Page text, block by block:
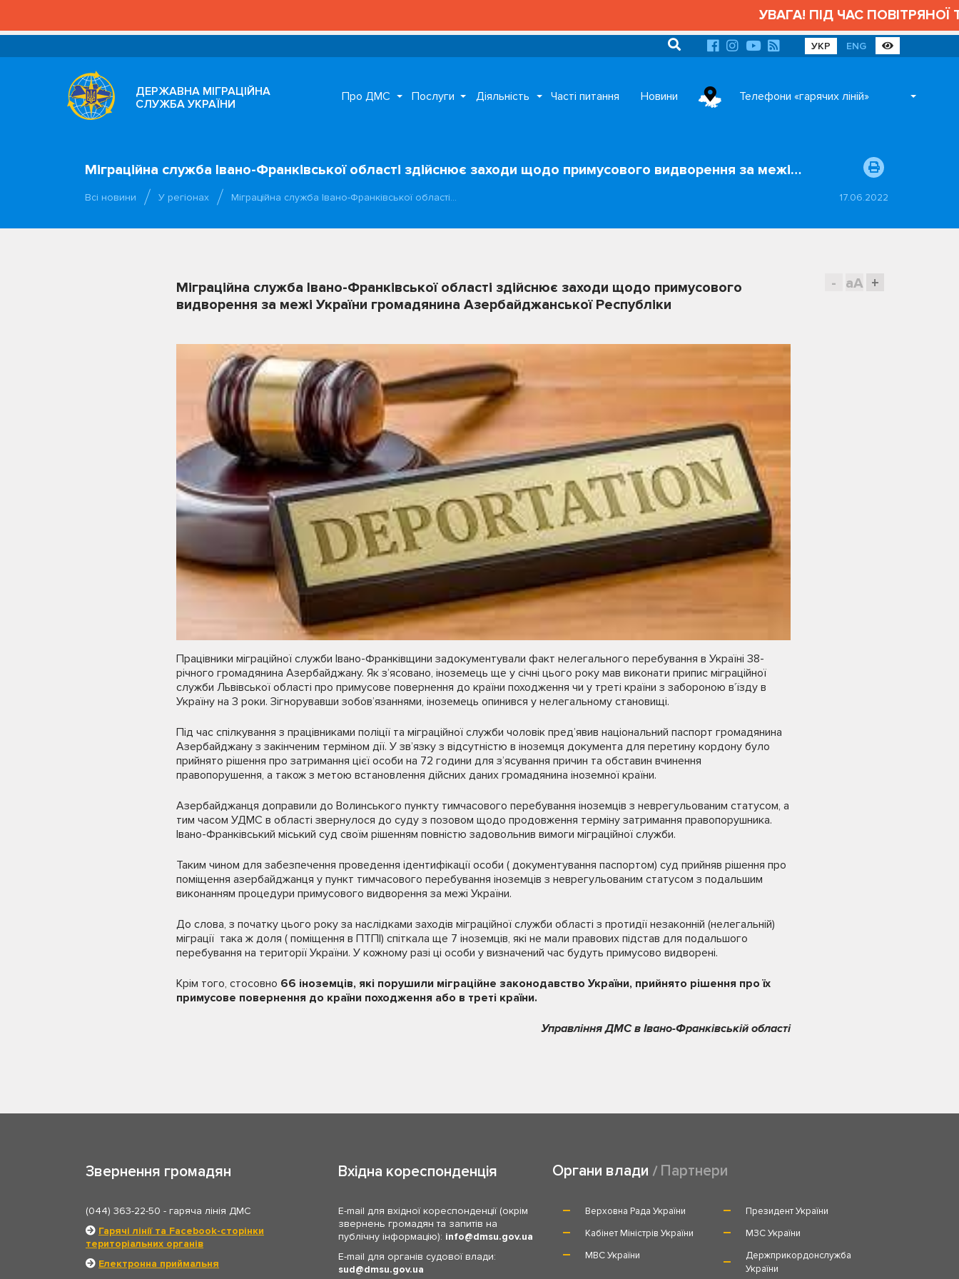
УВАГА! ПІД ЧАС ПОВІТРЯНОЇ
УКР ENG
ДЕРЖАВНА МІГРАЦІЙНА
СЛУЖБА УКРАЇНИ
Про ДМС Послуги Діяльність Часті питання Новини Телефони «гарячих ліній»
Міграційна служба Івано-Франківської області здійснює заходи щодо примусового видворення за межі…
Всі новини У регіонах Міграційна служба Івано-Франківської області… 17.06.2022
- aA +
Міграційна служба Івано-Франківської області здійснює заходи щодо примусового
видворення за межі України громадянина Азербайджанської Республіки
Працівники міграційної служби Івано-Франківщини задокументували факт нелегального перебування в Україні 38-
річного громадянина Азербайджану. Як з’ясовано, іноземець ще у січні цього року мав виконати припис міграційної
служби Львівської області про примусове повернення до країни походження чи у треті країни з забороною в’їзду в
Україну на 3 роки. Зігнорувавши зобов’язаннями, іноземець опинився у нелегальному становищі.
Під час спілкування з працівниками поліції та міграційної служби чоловік пред’явив національний паспорт громадянина
Азербайджану з закінченим терміном дії. У зв’язку з відсутністю в іноземця документа для перетину кордону було
прийнято рішення про затримання цієї особи на 72 години для з’ясування причин та обставин вчинення
правопорушення, а також з метою встановлення дійсних даних громадянина іноземної країни.
Азербайджанця доправили до Волинського пункту тимчасового перебування іноземців з неврегульованим статусом, а
тим часом УДМС в області звернулося до суду з позовом щодо продовження терміну затримання правопорушника.
Івано-Франківський міський суд своїм рішенням повністю задовольнив вимоги міграційної служби.
Таким чином для забезпечення проведення ідентифікації особи ( документування паспортом) суд прийняв рішення про
поміщення азербайджанця у пункт тимчасового перебування іноземців з неврегульованим статусом з подальшим
виконанням процедури примусового видворення за межі України.
До слова, з початку цього року за наслідками заходів міграційної служби області з протидії незаконній (нелегальній)
міграції така ж доля ( поміщення в ПТПІ) спіткала ще 7 іноземців, які не мали правових підстав для подальшого
перебування на території України. У кожному разі ці особи у визначений час будуть примусово видворені.
Крім того, стосовно 66 іноземців, які порушили міграційне законодавство України, прийнято рішення про їх
примусове повернення до країни походження або в треті країни.
Управління ДМС в Івано-Франківській області
Звернення громадян
(044) 363-22-50 - гаряча лінія ДМС
Гарячі лінії та Facebook-сторінки
територіальних органів
Електронна приймальня
Вхідна кореспонденція
E-mail для вхідної кореспонденції (окрім
звернень громадян та запитів на
публічну інформацію): info
dmsu.gov.ua
E-mail для органів судової влади:
sud
dmsu.gov.ua
Органи влади Партнери
Верховна Рада України
Президент України
Кабінет Міністрів України
МЗС України
МВС України
Держприкордонслужба
України